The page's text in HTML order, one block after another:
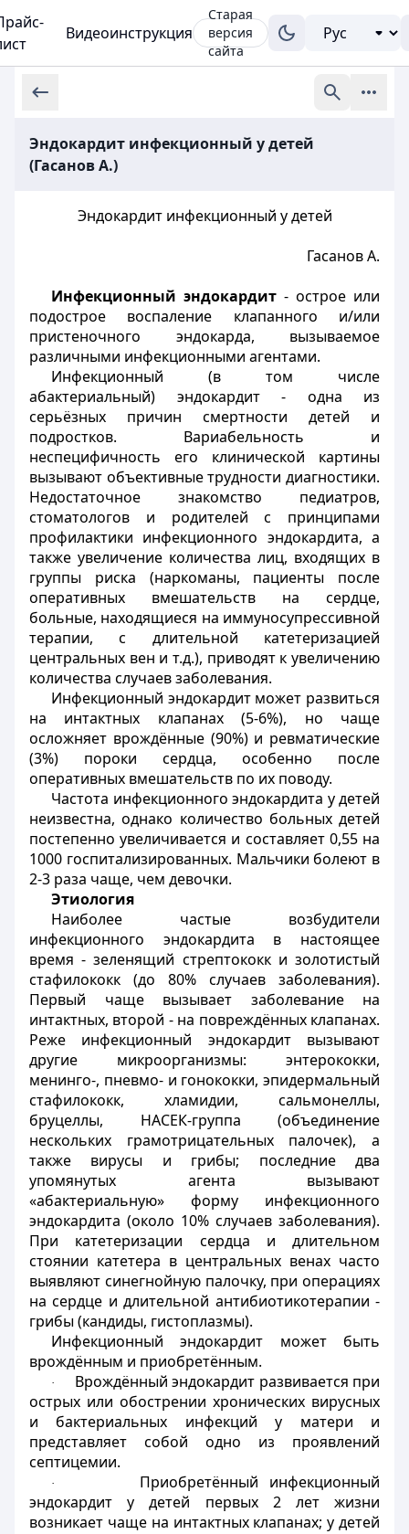
Видеоинструкция
Старая
версия
сайта
Эндокардит инфекционный у детей
(Гасанов А.)
Эндокардит инфекционный у детей
Гасанов А.
Инфекционный эндокардит - острое или
подострое воспаление клапанного и/или
пристеночного эндокарда, вызываемое
различными инфекционными агентами.
Инфекционный (в том числе
абактериальный) эндокардит - одна из
серьёзных причин смертности детей и
подростков. Вариабельность и
неспецифичность его клинической картины
вызывают объективные трудности диагностики.
Недостаточное знакомство педиатров,
стоматологов и родителей с принципами
профилактики инфекционного эндокардита, а
также увеличение количества лиц, входящих в
группы риска (наркоманы, пациенты после
оперативных вмешательств на сердце,
больные, находящиеся на иммуносупрессивной
терапии, с длительной катетеризацией
центральных вен и т.д.), приводят к увеличению
количества случаев заболевания.
Инфекционный эндокардит может развиться
на интактных клапанах (5-6%), но чаще
осложняет врождённые (90%) и ревматические
(3%) пороки сердца, особенно после
оперативных вмешательств по их поводу.
Частота инфекционного эндокардита у детей
неизвестна, однако количество больных детей
постепенно увеличивается и составляет 0,55 на
1000 госпитализированных. Мальчики болеют в
2-3 раза чаще, чем девочки.
Этиология
Наиболее частые возбудители
инфекционного эндокардита в настоящее
время - зеленящий стрептококк и золотистый
стафилококк (до 80% случаев заболевания).
Первый чаще вызывает заболевание на
интактных, второй - на повреждённых клапанах.
Реже инфекционный эндокардит вызывают
другие микроорганизмы: энтерококки,
менинго-, пневмо- и гонококки, эпидермальный
стафилококк, хламидии, сальмонеллы,
бруцеллы, НАСЕК-группа (объединение
нескольких грамотрицательных палочек), а
также вирусы и грибы; последние два
упомянутых агента вызывают
«абактериальную» форму инфекционного
эндокардита (около 10% случаев заболевания).
При катетеризации сердца и длительном
стоянии катетера в центральных венах часто
выявляют синегнойную палочку, при операциях
на сердце и длительной антибиотикотерапии -
грибы (кандиды, гистоплазмы).
Инфекционный эндокардит может быть
врождённым и приобретённым.
·
Врождённый эндокардит развивается при
острых или обострении хронических вирусных
и бактериальных инфекций у матери и
представляет собой одно из проявлений
септицемии.
·
Приобретённый инфекционный
эндокардит у детей первых 2 лет жизни
возникает чаще на интактных клапанах; у детей